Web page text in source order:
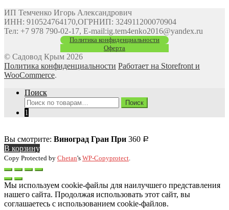
ИП Темченко Игорь Александрович
ИНН: 910524764170,ОГРНИП: 324911200070904
Тел: +7 978 790-02-17, E-mail:ig.tem4enko2016@yandex.ru
Политика конфиденциальности
Оферта
© Садовод Крым 2026
Политика конфиденциальности Работает на Storefront и
WooCommerce.
Поиск
Искать:
Поиск
1
Вы смотрите: Виноград Гран При 360 Р
В корзину
Copy Protected by Chetan's WP-Copyprotect
Мы используем cookie-файлы для наилучшего представления
нашего сайта. Продолжая использовать этот сайт, вы
соглашаетесь с использованием cookie-файлов.